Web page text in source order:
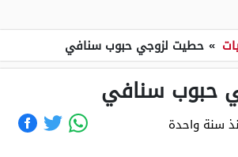
» حطيت لزوجي حبوب سنافي
حبوب سنافي
سنة واحدة